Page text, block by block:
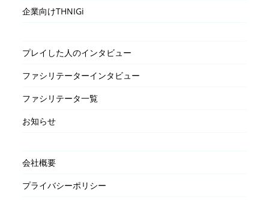
企業向けTHNIGi
プレイした人のインタビュー
ファシリテーターインタビュー
ファシリテータ一覧
お知らせ
会社概要
プライバシーポリシー